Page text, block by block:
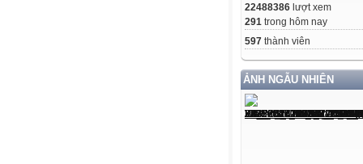
22488386 lượt xem
291 trong hôm nay
597 thành viên
ẢNH NGẪU NHIÊN